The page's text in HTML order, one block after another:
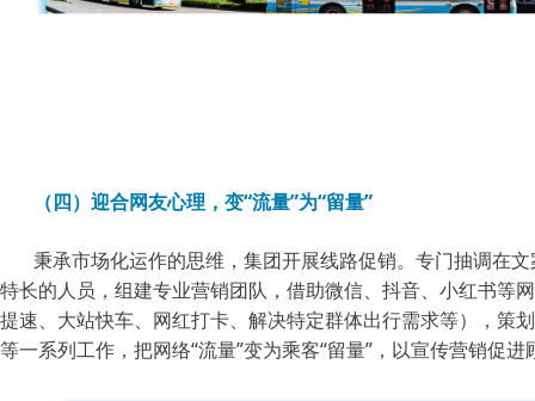
（四）迎合网友心理，变“流量”为“留量”
秉承市场化运作的思维，集团开展线路促销。专门抽调在
特长的人员，组建专业营销团队，借助微信、抖音、小红书等
提速、大站快车、网红打卡、解决特定群体出行需求等），策
等一系列工作，把网络“流量”变为乘客“留量”，以宣传营销促